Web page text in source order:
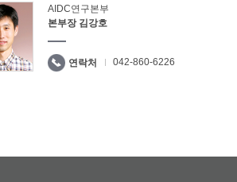
AIDC연구본부
본부장 김강호
연락처 042-860-6226